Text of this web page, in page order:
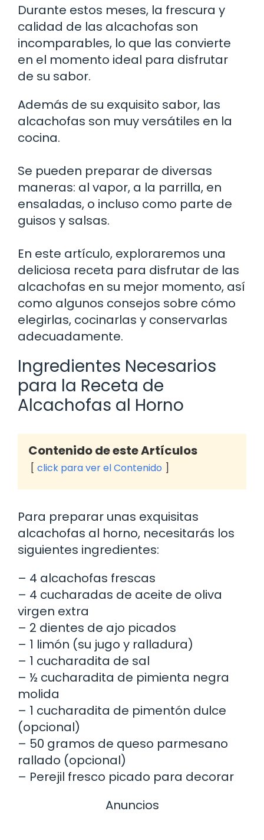
Durante estos meses, la frescura y
calidad de las alcachofas son
incomparables, lo que las convierte
en el momento ideal para disfrutar
de su sabor.
Además de su exquisito sabor, las
alcachofas son muy versátiles en la
cocina.
Se pueden preparar de diversas
maneras: al vapor, a la parrilla, en
ensaladas, o incluso como parte de
guisos y salsas.
En este artículo, exploraremos una
deliciosa receta para disfrutar de las
alcachofas en su mejor momento, así
como algunos consejos sobre cómo
elegirlas, cocinarlas y conservarlas
adecuadamente.
Ingredientes Necesarios
para la Receta de
Alcachofas al Horno
Contenido de este Artículos
click para ver el Contenido
Para preparar unas exquisitas
alcachofas al horno, necesitarás los
siguientes ingredientes:
– 4 alcachofas frescas
– 4 cucharadas de aceite de oliva
virgen extra
– 2 dientes de ajo picados
– 1 limón (su jugo y ralladura)
– 1 cucharadita de sal
– ½ cucharadita de pimienta negra
molida
– 1 cucharadita de pimentón dulce
(opcional)
– 50 gramos de queso parmesano
rallado (opcional)
– Perejil fresco picado para decorar
Anuncios